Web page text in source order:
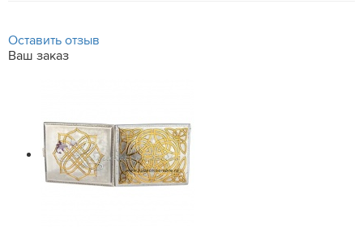
Оставить отзыв
Ваш заказ